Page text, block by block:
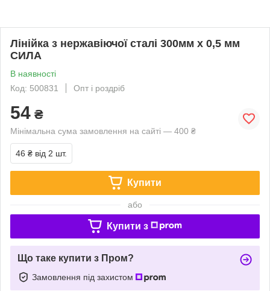
Лінійка з нержавіючої сталі 300мм х 0,5 мм
СИЛА
В наявності
Код: 500831
Опт і роздріб
54 ₴
Мінімальна сума замовлення на сайті — 400 ₴
46 ₴ від 2 шт.
Купити
або
Купити з
Що таке купити з Пром?
Замовлення під захистом